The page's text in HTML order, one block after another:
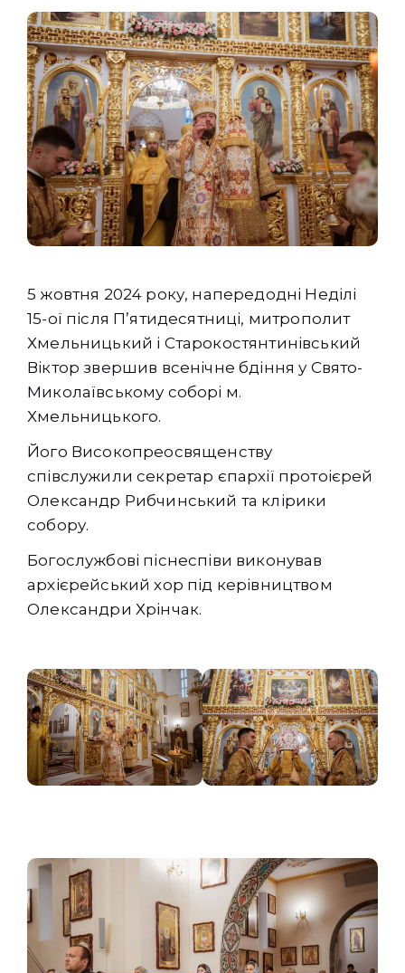
5 жовтня 2024 року, напередодні Неділі
15-ої після Пʼятидесятниці, митрополит
Хмельницький і Старокостянтинівський
Віктор звершив всенічне бдіння у Свято-
Миколаївському соборі м.
Хмельницького.
Його Високопреосвященству
співслужили секретар єпархії протоієрей
Олександр Рибчинський та клірики
собору.
Богослужбові піснеспіви виконував
архієрейський хор під керівництвом
Олександри Хрінчак.